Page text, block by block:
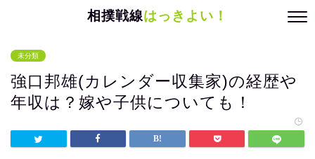
相撲戦線はっきよい！
未分類
強口邦雄(カレンダー収集家)の経歴や
年収は？嫁や子供についても！